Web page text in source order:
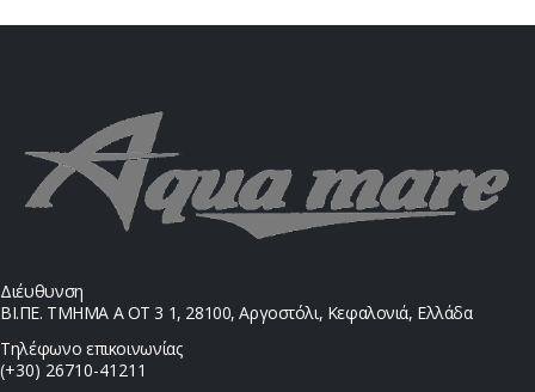
Διέυθυνση
ΒΙ.ΠΕ. ΤΜΗΜΑ Α ΟΤ 3 1, 28100, Αργοστόλι, Κεφαλονιά, Ελλάδα
Τηλέφωνο επικοινωνίας
(+30) 26710-41211